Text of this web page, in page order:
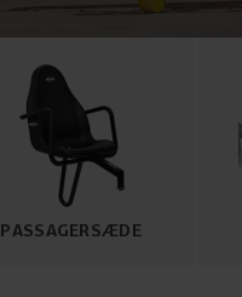
PASSAGERSÆDE